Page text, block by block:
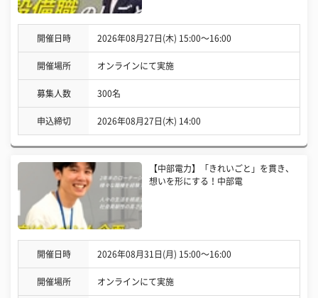
開催日時 2026年08月27日(木) 15:00〜16:00
開催場所 オンラインにて実施
募集人数 300名
申込締切 2026年08月27日(木) 14:00
【中部電力】「きれいごと」を貫き、
想いを形にする！中部電
開催日時 2026年08月31日(月) 15:00〜16:00
開催場所 オンラインにて実施